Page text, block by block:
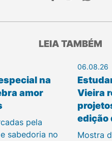
LEIA TAMBÉM
na
amor
pela
sabedoria no
06.08.26
Vieira
edição
Mostra